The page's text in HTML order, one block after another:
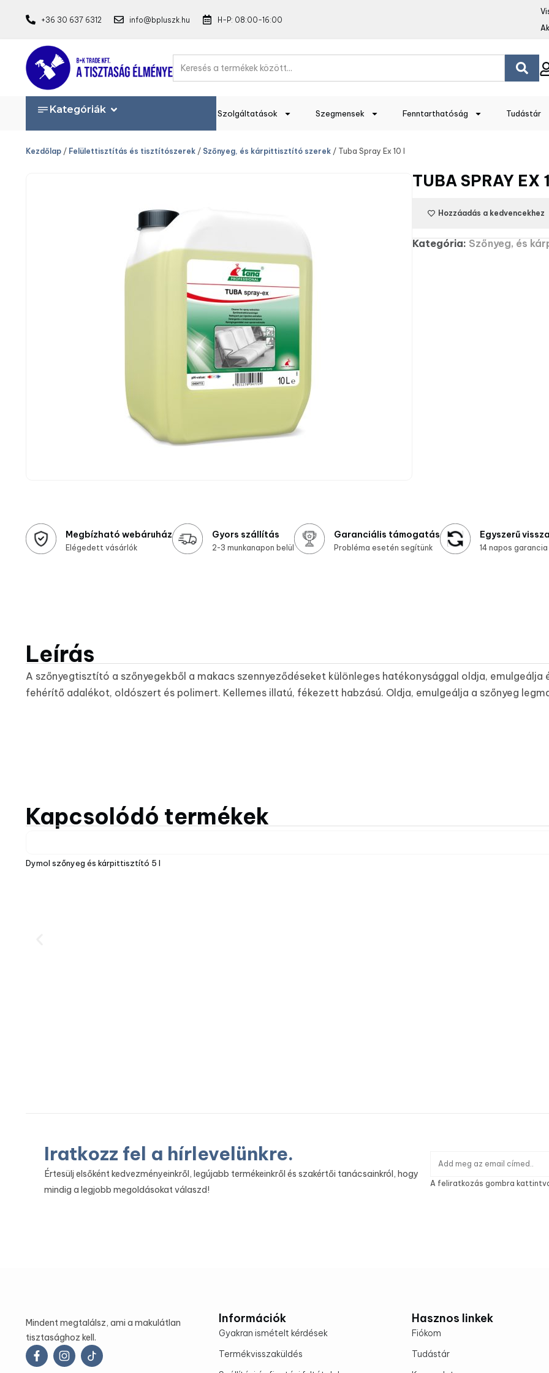
+36 30 637 6312 info@bpluszk.hu H-P: 08:00-16:00
Kategóriák Szolgáltatások Szegmensek Fenntarthatóság Tudástár
Kezdőlap / Felülettisztítás és tisztítószerek / Szőnyeg, és kárpittisztító szerek / Tuba Spray Ex 10 l
TUBA SPRAY EX
Hozzáadás a kedvencekhez
Kategória: Szőnyeg, és
Megbízható webáruház
Elégedett vásárlók
Gyors szállítás
2-3 munkanapon belül
Garanciális támogatás
Probléma esetén segítünk
Egyszerű
14 napos garancia
Leírás
A szőnyegtisztító a szőnyegekből a makacs szennyeződéseket különleges hatékonysággal oldja,
fehérítő adalékot, oldószert és polimert. Kellemes illatú, fékezett habzású. Oldja, emulgeálja a szőnyeg
Kapcsolódó termékek
Dymol szőnyeg és kárpittisztító 5 l
Iratkozz fel a hírlevelünkre.
Értesülj elsőként kedvezményeinkről, legújabb termékeinkről és szakértői tanácsainkról, hogy
mindig a legjobb megoldásokat válaszd!
A feliratkozás gombra
Mindent megtalálsz, ami a makulátlan
tisztasághoz kell.
Információk
Gyakran ismételt kérdések
Termékvisszaküldés
Hasznos linkek
Fiókom
Tudástár